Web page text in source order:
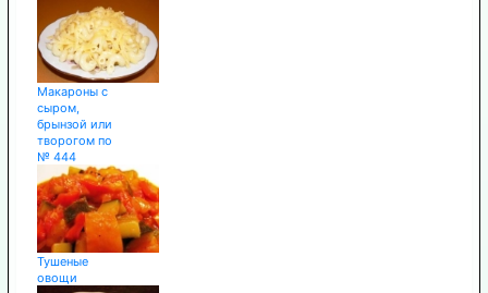
Макароны с
сыром,
брынзой или
творогом по
№ 444
Тушеные
овощи